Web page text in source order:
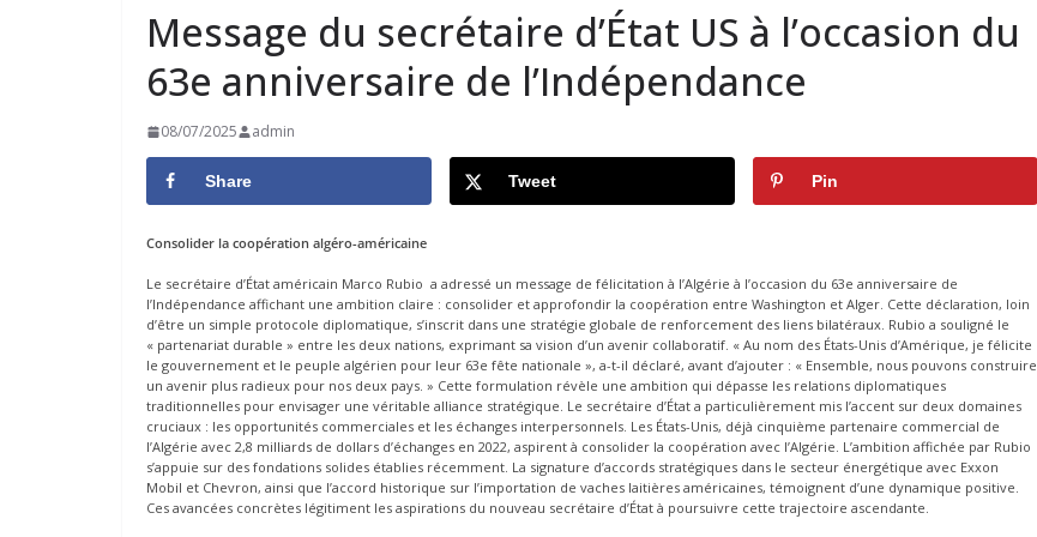
Message du secrétaire d’État US à l’occasion du
63e anniversaire de l’Indépendance
08/07/2025 admin
Share Tweet Pin
Consolider la coopération algéro-américaine
Le secrétaire d’État américain Marco Rubio a adressé un message de félicitation à l’Algérie à l’occasion du 63e anniversaire de
l’Indépendance affichant une ambition claire : consolider et approfondir la coopération entre Washington et Alger. Cette déclaration, loin
d’être un simple protocole diplomatique, s’inscrit dans une stratégie globale de renforcement des liens bilatéraux. Rubio a souligné le
« partenariat durable » entre les deux nations, exprimant sa vision d’un avenir collaboratif. « Au nom des États-Unis d’Amérique, je félicite
le gouvernement et le peuple algérien pour leur 63e fête nationale », a-t-il déclaré, avant d’ajouter : « Ensemble, nous pouvons construire
un avenir plus radieux pour nos deux pays. » Cette formulation révèle une ambition qui dépasse les relations diplomatiques
traditionnelles pour envisager une véritable alliance stratégique. Le secrétaire d’État a particulièrement mis l’accent sur deux domaines
cruciaux : les opportunités commerciales et les échanges interpersonnels. Les États-Unis, déjà cinquième partenaire commercial de
l’Algérie avec 2,8 milliards de dollars d’échanges en 2022, aspirent à consolider la coopération avec l’Algérie. L’ambition affichée par Rubio
s’appuie sur des fondations solides établies récemment. La signature d’accords stratégiques dans le secteur énergétique avec Exxon
Mobil et Chevron, ainsi que l’accord historique sur l’importation de vaches laitières américaines, témoignent d’une dynamique positive.
Ces avancées concrètes légitiment les aspirations du nouveau secrétaire d’État à poursuivre cette trajectoire ascendante.